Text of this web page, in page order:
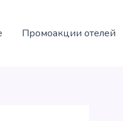
Промоакции отелей